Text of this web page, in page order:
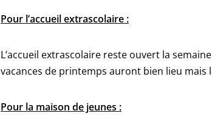
Pour l’accueil extrascolaire :
L’accueil extrascolaire reste ouvert la
vacances de printemps auront bien lieu
Pour la maison de jeunes :